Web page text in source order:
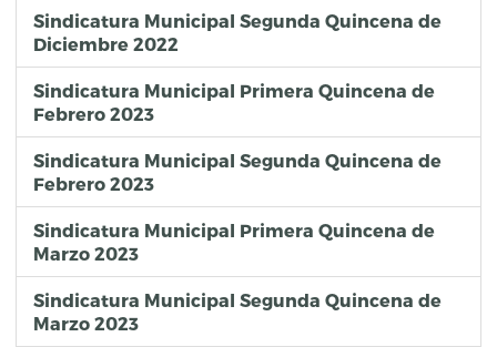
Sindicatura Municipal Segunda Quincena de
Diciembre 2022
Sindicatura Municipal Primera Quincena de
Febrero 2023
Sindicatura Municipal Segunda Quincena de
Febrero 2023
Sindicatura Municipal Primera Quincena de
Marzo 2023
Sindicatura Municipal Segunda Quincena de
Marzo 2023